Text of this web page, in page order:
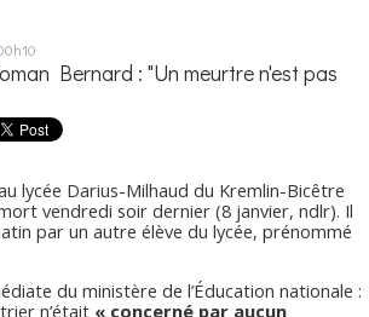
Bernard : "Un meurtre n'est pas
Darius-Milhaud du Kremlin-Bicêtre
vendredi soir dernier (8 janvier, ndlr). Il
par un autre élève du lycée, prénommé
du ministère de l’Éducation nationale :
n’était « concerné par aucun